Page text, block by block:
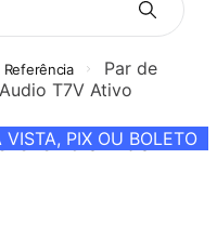
Par de
T7V Ativo
PIX OU BOLETO
Adam